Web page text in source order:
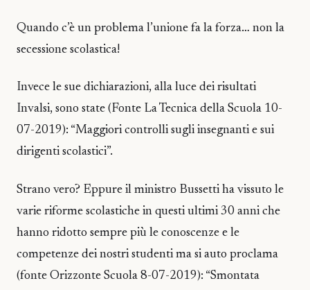
Quando c’è un problema l’unione fa la forza… non la
secessione scolastica!
Invece le sue dichiarazioni, alla luce dei risultati
Invalsi, sono state (Fonte La Tecnica della Scuola 10-
07-2019): “Maggiori controlli sugli insegnanti e sui
dirigenti scolastici”.
Strano vero? Eppure il ministro Bussetti ha vissuto le
varie riforme scolastiche in questi ultimi 30 anni che
hanno ridotto sempre più le conoscenze e le
competenze dei nostri studenti ma si auto proclama
(fonte Orizzonte Scuola 8-07-2019): “Smontata